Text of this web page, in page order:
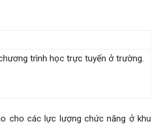
trình học trực tuyến ở trường.
cho các lực lượng chức năng ở khu